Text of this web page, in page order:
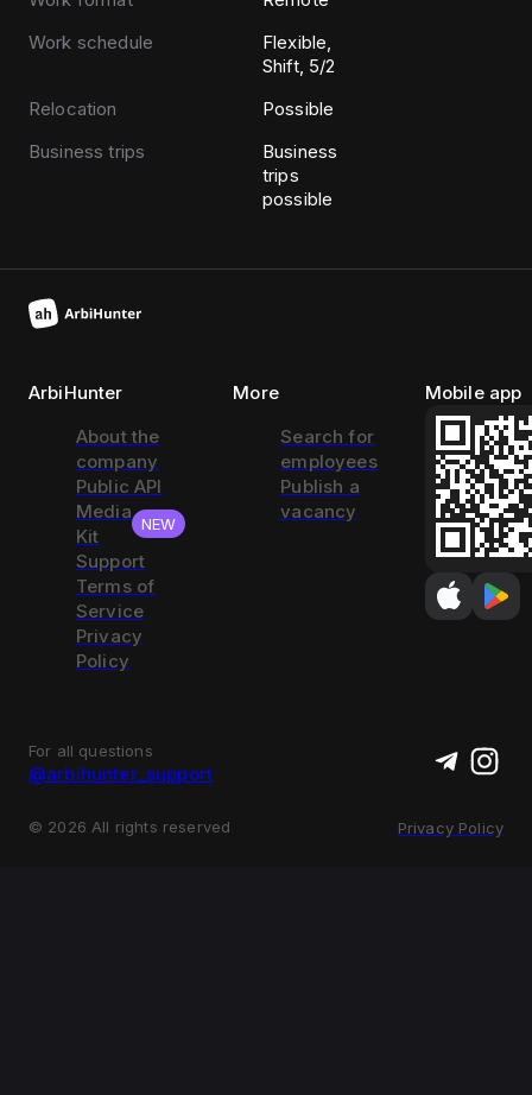
Work schedule
Flexible,
Shift, 5/2
Relocation
Possible
Business trips
Business
trips
possible
ArbiHunter
About the
company
Public API
Media
Kit
NEW
Support
Terms of
Service
Privacy
Policy
More
Search for
employees
Publish a
vacancy
Mobile app
For all questions
@arbihunter_support
© 2026 All rights reserved Privacy Policy